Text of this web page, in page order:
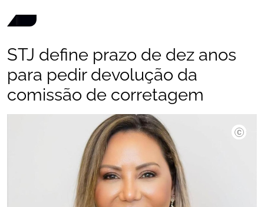
STJ define prazo de dez anos
para pedir devolução da
comissão de corretagem